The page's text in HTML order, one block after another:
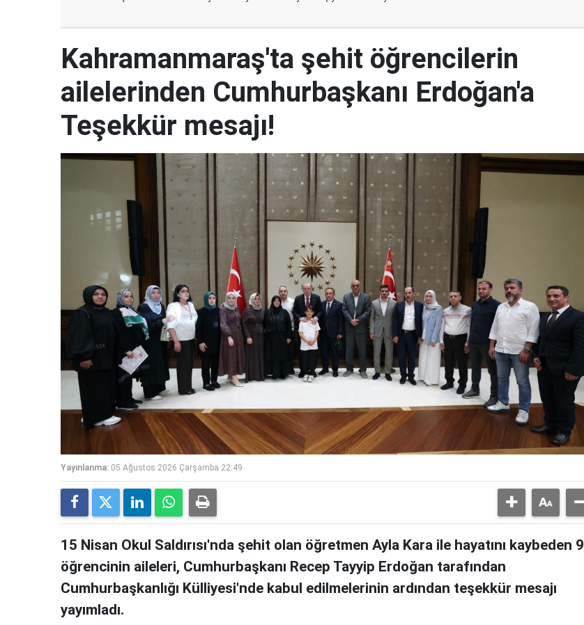
Kahramanmaraş'ta şehit öğrencilerin
ailelerinden Cumhurbaşkanı Erdoğan'a
Teşekkür mesajı!
Yayınlanma: 05 Ağustos 2026 Çarşamba 22:49
15 Nisan Okul Saldırısı'nda şehit olan öğretmen Ayla Kara ile hayatını kaybeden 9
öğrencinin aileleri, Cumhurbaşkanı Recep Tayyip Erdoğan tarafından
Cumhurbaşkanlığı Külliyesi'nde kabul edilmelerinin ardından teşekkür mesajı
yayımladı.